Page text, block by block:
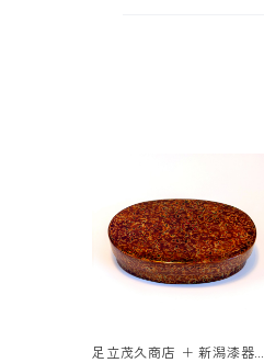
足立茂久商店 ＋ 新潟漆器